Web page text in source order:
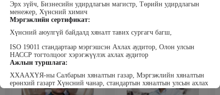
Эрх зүйч, Бизнесийн удирдлагын магистр, Төрийн удирдлагын
менежер, Хүнсний химич
Мэргэжлийн сертификат:
Хүнсний аюулгүй байдалд хяналт тавих сургагч багш,
ISO 19011 стандартаар мэргэшсэн Ахлах аудитор, Олон улсын
НАССР тогтолцоог хэрэгжүүлэх ахлах аудитор
Ажлын туршлага:
ХХААХҮЯ-ны Салбарын хяналтын газар, Мэргэжлийн хяналтын
ерөнхий газарт Хүнсний чанар, стандартын хяналтын улсын ахлах
байцаагч
Уранбор Сэмбэрүү
шинжилгээ үнэлгээний дарга
тогтолцооны хэрэгжүүлэгч
үүсгэн байгуулагч, Зүрх сэтгэлийн
ажилтан, сургагч багш